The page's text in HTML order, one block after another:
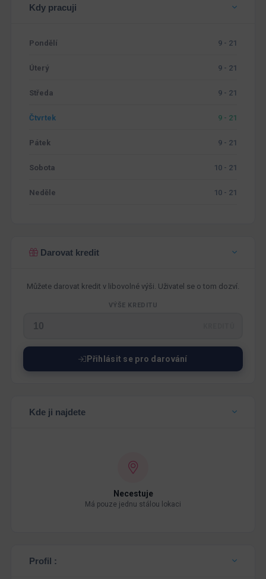
Kdy pracuji
Pondělí 9 - 21
Úterý 9 - 21
Středa 9 - 21
Čtvrtek 9 - 21
Pátek 9 - 21
Sobota 10 - 21
Neděle 10 - 21
Darovat kredit
Můžete darovat kredit v libovolné výši. Uživatel se o tom dozví.
VÝŠE KREDITU
Přihlásit se pro darování
Kde ji najdete
Necestuje
Má pouze jednu stálou lokaci
Profil :